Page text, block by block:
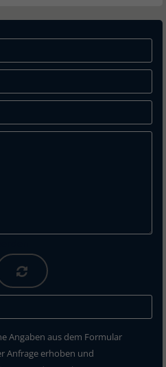
Angaben aus dem Formular
Anfrage erhoben und